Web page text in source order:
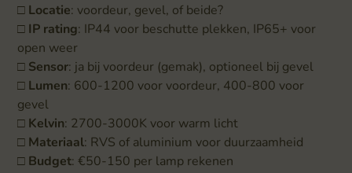
□ Locatie: voordeur, gevel, of beide?
□ IP rating: IP44 voor beschutte plekken, IP65+ voor
open weer
□ Sensor: ja bij voordeur (gemak), optioneel bij gevel
□ Lumen: 600-1200 voor voordeur, 400-800 voor
gevel
□ Kelvin: 2700-3000K voor warm licht
□ Materiaal: RVS of aluminium voor duurzaamheid
□ Budget: €50-150 per lamp rekenen